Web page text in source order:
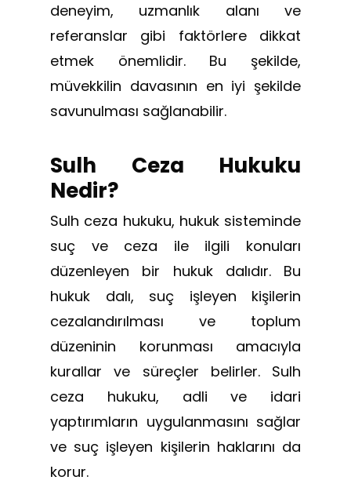
deneyim, uzmanlık alanı ve
referanslar gibi faktörlere dikkat
etmek önemlidir. Bu şekilde,
müvekkilin davasının en iyi şekilde
savunulması sağlanabilir.
Sulh Ceza Hukuku
Nedir?
Sulh ceza hukuku, hukuk sisteminde
suç ve ceza ile ilgili konuları
düzenleyen bir hukuk dalıdır. Bu
hukuk dalı, suç işleyen kişilerin
cezalandırılması ve toplum
düzeninin korunması amacıyla
kurallar ve süreçler belirler. Sulh
ceza hukuku, adli ve idari
yaptırımların uygulanmasını sağlar
ve suç işleyen kişilerin haklarını da
korur.